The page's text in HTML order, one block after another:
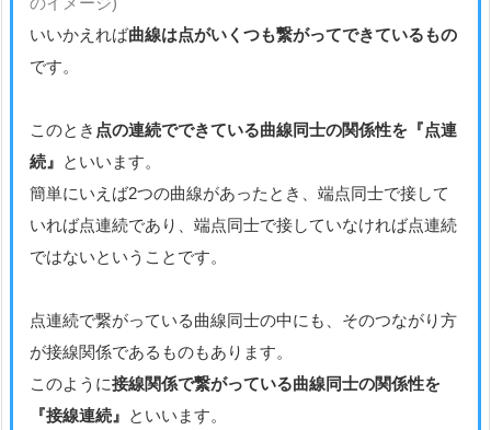
いいかえれば曲線は点がいくつも繋がってできているもの
です。
このとき 点の連続でできている曲線同士の関係性を『点連
続』 といいます。
簡単にいえば2つの曲線があったとき、端点同士で接して
いれば点連続であり、端点同士で接していなければ点連続
ではないということです。
点連続で繋がっている曲線同士の中にも、そのつながり方
が接線関係であるものもあります。
このように接線関係で繋がっている曲線同士の関係性を
『接線連続』 といいます。